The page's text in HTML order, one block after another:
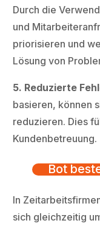
Durch die
und
priorisieren und
Lösung von
5. Reduzierte
basieren, können
reduzieren. Dies
Kundenbetreuung.
Bot
In
sich gleichzeitig